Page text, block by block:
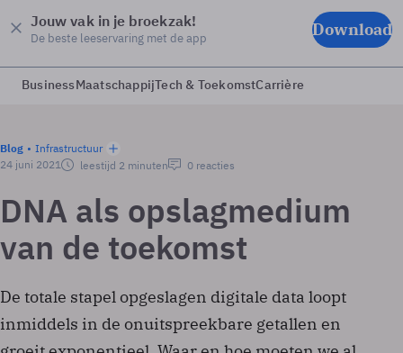
Jouw vak in je broekzak!
De beste leeservaring met de app Download
BusinessMaatschappijTech & ToekomstCarrière
Blog
Infrastructuur
24 juni 2021
leestijd 2 minuten 0 reacties
DNA als opslagmedium
van de toekomst
De totale stapel opgeslagen digitale data loopt
inmiddels in de onuitspreekbare getallen en